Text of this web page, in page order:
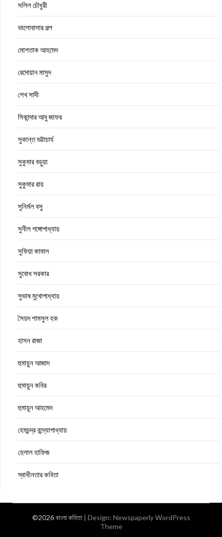
সলিল চৌধুরী
ভালোবাসার গল্প
মোশতাক আহমেদ
রেদোয়ান মাসুদ
শেখ সাদী
সিকান্দার আবু জাফর
সুকান্ত ভট্টাচার্য
সুকুমার বড়ুয়া
সুকুমার রায়
সুনির্মল বসু
সুনীল গঙ্গোপাধ্যায়
সুফিয়া কামাল
সুবোধ সরকার
সুভাষ মুখোপাধ্যায়
সৈয়দ শামসুল হক
হাসন রাজা
হুমায়ুন আজাদ
হুমায়ুন কবির
হুমায়ূন আহমেদ
হেমচন্দ্র বন্দ্যোপাধ্যায়
হেলাল হাফিজ
স্বাধীনতার কবিতা
©2026 বাংলা কবিতা | Design: Newspaperly WordPress
Theme